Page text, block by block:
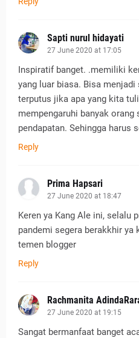
Sapti nurul hidayati
27 June 2020 at 17:05
Inspiratif banget. .memiliki
yang luar biasa. Bisa
terputus jika apa yang kita
mempengaruhi banyak
pendapatan. Sehingga harus
Reply
Prima Hapsari
27 June 2020 at 18:47
Keren ya Kang Ale ini, selalu
pandemi segera berakkhir ya
temen blogger
Reply
Rachmanita
27 June 2020 at 19:15
Sangat bermanfaat banget